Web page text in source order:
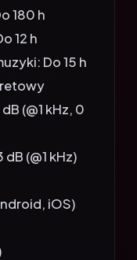
180 h
12 h
Do 15 h
(@1 kHz, 0
(@1 kHz)
iOS)